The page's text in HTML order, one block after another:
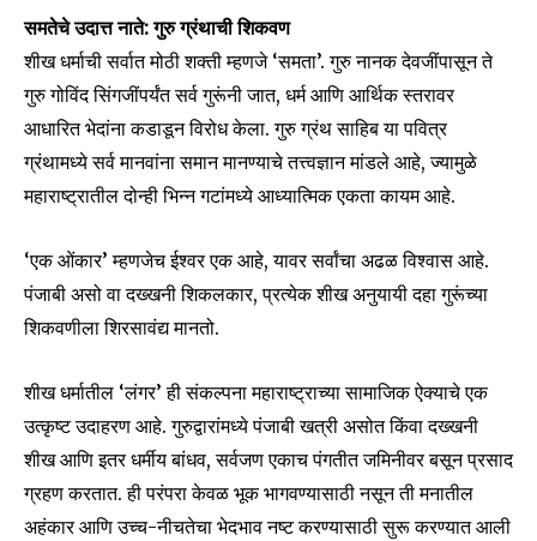
समतेचे उदात्त नाते: गुरु ग्रंथाची शिकवण
शीख धर्माची सर्वात मोठी शक्ती म्हणजे ‘समता’. गुरु नानक देवजींपासून ते
गुरु गोविंद सिंगजींपर्यंत सर्व गुरूंनी जात, धर्म आणि आर्थिक स्तरावर
आधारित भेदांना कडाडून विरोध केला. गुरु ग्रंथ साहिब या पवित्र
ग्रंथामध्ये सर्व मानवांना समान मानण्याचे तत्त्वज्ञान मांडले आहे, ज्यामुळे
महाराष्ट्रातील दोन्ही भिन्न गटांमध्ये आध्यात्मिक एकता कायम आहे.
‘एक ओंकार’ म्हणजेच ईश्वर एक आहे, यावर सर्वांचा अढळ विश्वास आहे.
पंजाबी असो वा दख्खनी शिकलकार, प्रत्येक शीख अनुयायी दहा गुरूंच्या
शिकवणीला शिरसावंद्य मानतो.
शीख धर्मातील ‘लंगर’ ही संकल्पना महाराष्ट्राच्या सामाजिक ऐक्याचे एक
उत्कृष्ट उदाहरण आहे. गुरुद्वारांमध्ये पंजाबी खत्री असोत किंवा दख्खनी
शीख आणि इतर धर्मीय बांधव, सर्वजण एकाच पंगतीत जमिनीवर बसून प्रसाद
ग्रहण करतात. ही परंपरा केवळ भूक भागवण्यासाठी नसून ती मनातील
अहंकार आणि उच्च-नीचतेचा भेदभाव नष्ट करण्यासाठी सुरू करण्यात आली